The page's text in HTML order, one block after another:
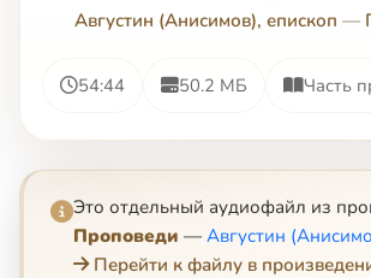
Августин (Анисимов), епископ —
54:44 50.2 МБ Часть
Это отдельный аудиофайл из
Проповеди — Августин
Перейти к файлу в